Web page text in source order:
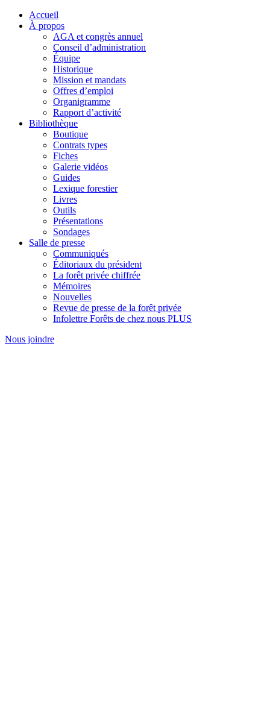
Accueil
À propos
AGA et congrès annuel
Conseil d’administration
Équipe
Historique
Mission et mandats
Offres d’emploi
Organigramme
Rapport d’activité
Bibliothèque
Boutique
Contrats types
Fiches
Galerie vidéos
Guides
Lexique forestier
Livres
Outils
Présentations
Sondages
Salle de presse
Communiqués
Éditoriaux du président
La forêt privée chiffrée
Mémoires
Nouvelles
Revue de presse de la forêt privée
Infolettre Forêts de chez nous PLUS
Nous joindre